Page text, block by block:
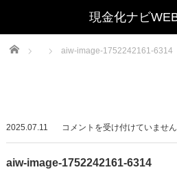
Home aiw-image-1752242161-6314
2025.07.11
aiw-
image-
1752242161-
コメントを受け付けていません
aiw-image-1752242161-6314